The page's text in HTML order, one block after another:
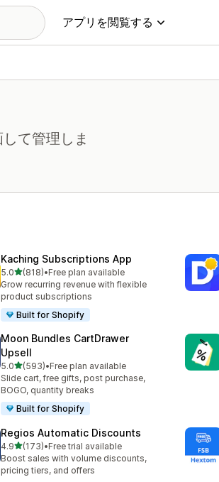
アプリを閲覧する
て管理しま
Kaching Subscriptions App
5.05つ星中
(818)
合計レビュー数：818件
•Free plan available
Grow recurring revenue with flexible
product subscriptions
Built for Shopify
Moon Bundles CartDrawer
Upsell
5.05つ星中
(593)
合計レビュー数：593件
•Free plan available
Slide cart, free gifts, post purchase,
BOGO, quantity breaks
Built for Shopify
Regios Automatic Discounts
4.95つ星中
(173)
合計レビュー数：173件
•Free trial available
Boost sales with volume discounts,
pricing tiers, and offers